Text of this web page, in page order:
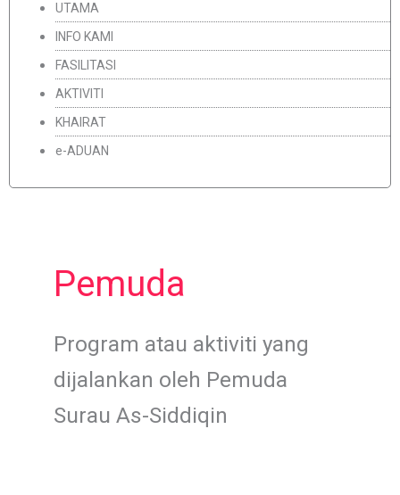
UTAMA
INFO KAMI
FASILITASI
AKTIVITI
KHAIRAT
e-ADUAN
Pemuda
Program atau aktiviti yang
dijalankan oleh Pemuda
Surau As-Siddiqin